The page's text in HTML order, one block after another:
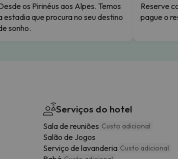
os Pirinéus aos Alpes. Temos
estadia que procura no seu destino
sonho.
Reserve
pague o
Serviços do hotel
Sala de reuniões Custo adicional
Salão de Jogos
Serviço de lavanderia Custo adicional